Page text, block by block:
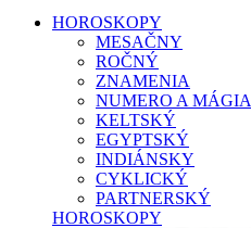
HOROSKOPY
MESAČNY
ROČNÝ
ZNAMENIA
NUMERO A MÁGIA
KELTSKÝ
EGYPTSKÝ
INDIÁNSKY
CYKLICKÝ
PARTNERSKÝ
HOROSKOPY